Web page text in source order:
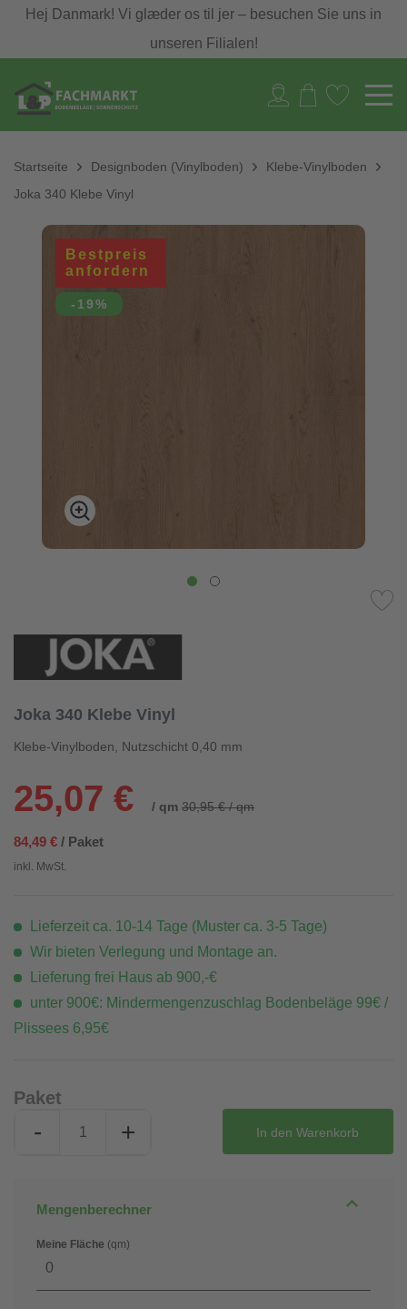
Hej Danmark! Vi glæder os til jer – besuchen Sie uns in
unseren Filialen!
Startseite Designboden (Vinylboden)
Klebe-Vinylboden
Joka 340 Klebe Vinyl
Bestpreis
anfordern
-19%
Joka 340 Klebe Vinyl
Klebe-Vinylboden, Nutzschicht 0,40 mm
25,07 € / qm 30,95 € / qm
84,49 € / Paket
inkl. MwSt.
Lieferzeit ca. 10-14 Tage (Muster ca. 3-5 Tage)
Wir bieten Verlegung und Montage an.
Lieferung frei Haus ab 900,-€
unter 900€: Mindermengenzuschlag Bodenbeläge 99€ /
Plissees 6,95€
Paket
- + In den Warenkorb
Mengenberechner
Meine Fläche (qm)